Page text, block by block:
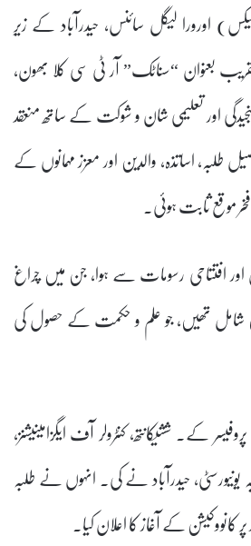
(اردو لیکس) اورورا لیگل سائنس، حیدرآباد کے زیرِ
بعنوان “سناٹک” آر ٹی سی کلا بھون،
اور تعلیمی شان و شوکت کے ساتھ منعقد
طلبہ، اساتذہ، والدین اور معزز مہمانوں کے
موقع ثابت ہوئی۔
اور افتتاحی رسومات سے ہوا، جن میں چراغ
شامل تھیں، جو علم و حکمت کے حصول کی
کے۔ ششیکانتھ، کنٹرولر آف ایگزامینیشنز،
یونیورسٹی، حیدرآباد نے کی۔ انہوں نے طلبہ
کانووکیشن کے آغاز کا اعلان کیا۔